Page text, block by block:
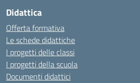
Didattica
Offerta formativa
Le schede didattiche
I progetti delle classi
I progetti della scuola
Documenti didattici